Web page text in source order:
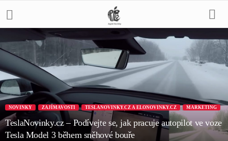
NOVINKY ZAJÍMAVOSTI TESLANOVINKY.CZ A ELONOVINKY.CZ MARKETING
TeslaNovinky.cz – Podívejte se, jak pracuje autopilot ve voze
Tesla Model 3 během sněhové bouře